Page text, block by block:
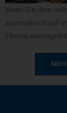
Wenn Sie dem
automatisch auf
Thema